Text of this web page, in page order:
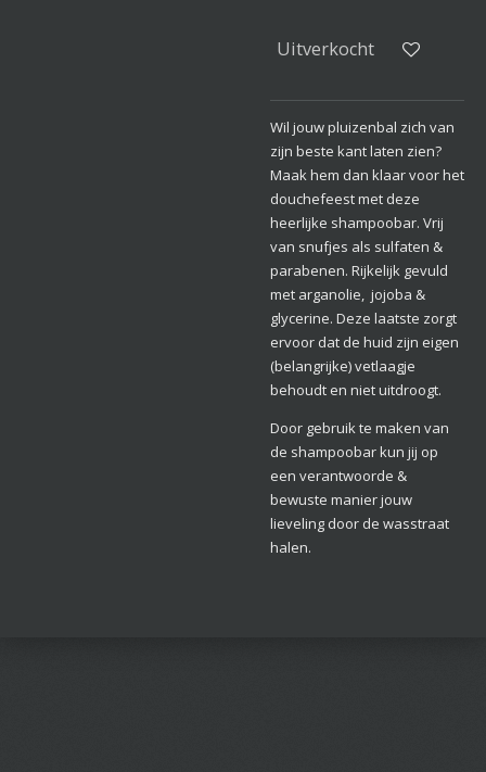
Uitverkocht
Wil jouw pluizenbal zich van
zijn beste kant laten zien?
Maak hem dan klaar voor het
douchefeest met deze
heerlijke shampoobar. Vrij
van snufjes als sulfaten &
parabenen. Rijkelijk gevuld
met arganolie, jojoba &
glycerine. Deze laatste zorgt
ervoor dat de huid zijn eigen
(belangrijke) vetlaagje
behoudt en niet uitdroogt.
Door gebruik te maken van
de shampoobar kun jij op
een verantwoorde &
bewuste manier jouw
lieveling door de wasstraat
halen.